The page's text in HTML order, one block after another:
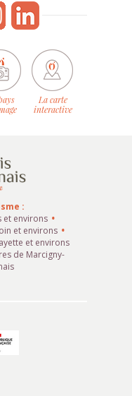
La carte
interactive
:
et environs
et environs
et environs
de Marcigny-